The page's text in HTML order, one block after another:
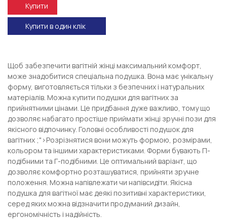
Купити
Купити в один клік
Щоб забезпечити вагітній жінці максимальний комфорт,
може знадобитися спеціальна подушка. Вона має унікальну
форму, виготовляється тільки з безпечних і натуральних
матеріалів. Можна купити подушки для вагітних за
прийнятними цінами. Це придбання дуже важливо, тому що
дозволяє набагато простіше приймати жінці зручні пози для
якісного відпочинку. Головні особливості подушок для
вагітних ;">Розрізнятися вони можуть формою, розмірами,
кольором та іншими характеристиками. Форми бувають П-
подібними та Г-подібними. Це оптимальний варіант, що
дозволяє комфортно розташуватися, прийняти зручне
положення. Можна напівлежати чи напівсидіти. Якісна
подушка для вагітної має деякі позитивні характеристики,
серед яких можна відзначити продуманий дизайн,
ергономічність і надійність.